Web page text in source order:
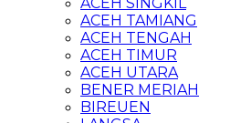
ACEH TAMIANG
ACEH TENGAH
ACEH TIMUR
ACEH UTARA
BENER MERIAH
BIREUEN